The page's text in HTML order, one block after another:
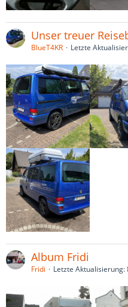
Unser treuer
BlueT4KR Letzte
Album Fridi
Fridi Letzte Aktualisierung: